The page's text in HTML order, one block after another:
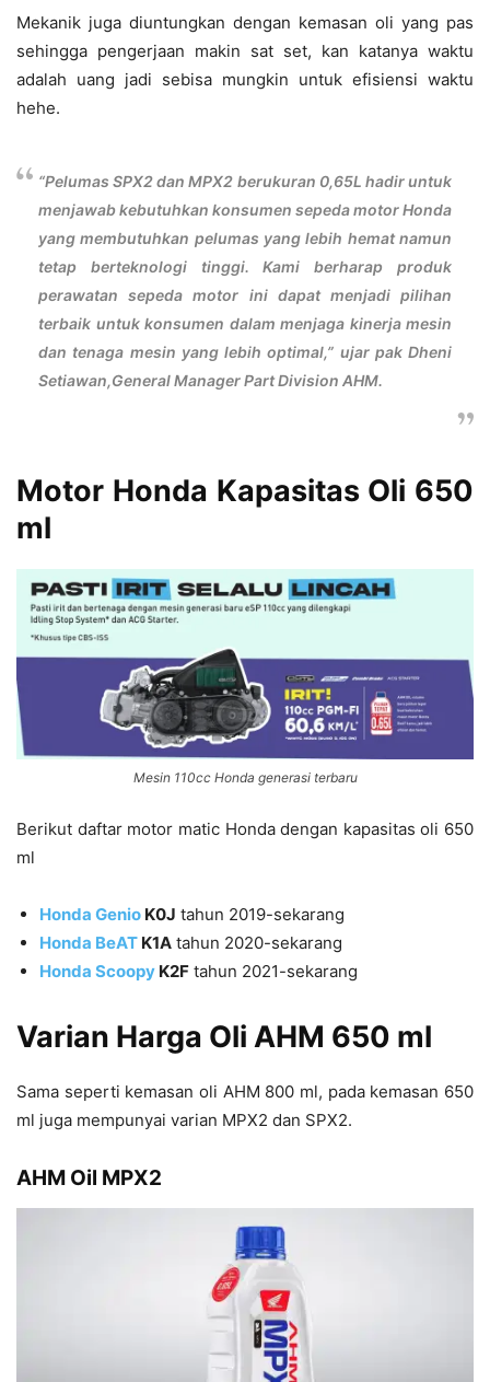
Mekanik juga diuntungkan dengan kemasan oli yang pas
sehingga pengerjaan makin sat set, kan katanya waktu
adalah uang jadi sebisa mungkin untuk efisiensi waktu
hehe.
“Pelumas SPX2 dan MPX2 berukuran 0,65L hadir untuk
menjawab kebutuhkan konsumen sepeda motor Honda
yang membutuhkan pelumas yang lebih hemat namun
tetap berteknologi tinggi. Kami berharap produk
perawatan sepeda motor ini dapat menjadi pilihan
terbaik untuk konsumen dalam menjaga kinerja mesin
dan tenaga mesin yang lebih optimal,” ujar pak Dheni
Setiawan,General Manager Part Division AHM.
Motor Honda Kapasitas Oli 650
ml
Mesin 110cc Honda generasi terbaru
Berikut daftar motor matic Honda dengan kapasitas oli 650
ml
Honda Genio K0J tahun 2019-sekarang
Honda BeAT K1A tahun 2020-sekarang
Honda Scoopy K2F tahun 2021-sekarang
Varian Harga Oli AHM 650 ml
Sama seperti kemasan oli AHM 800 ml, pada kemasan 650
ml juga mempunyai varian MPX2 dan SPX2.
AHM Oil MPX2